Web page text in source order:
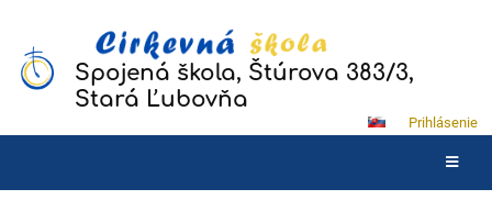
Spojená škola, Štúrova 383/3,
Stará Ľubovňa
Prihlásenie